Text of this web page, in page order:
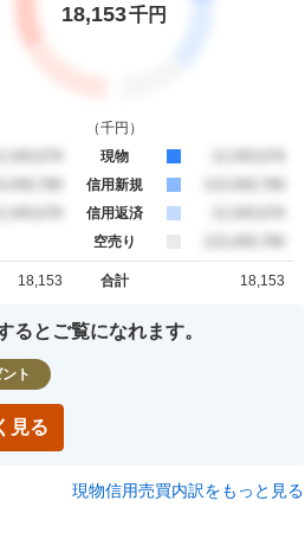
18,153千円
（千円 ）
現物
信用新規
信用返済
空売り
合計
18,153 18,153
るとご覧になれます。
ト
見る
現物信用売買内訳をもっと見る